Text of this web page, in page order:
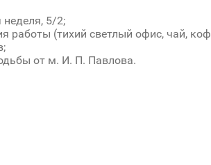
неделя, 5/2;
работы (тихий светлый офис, чай,
от м. И. П. Павлова.